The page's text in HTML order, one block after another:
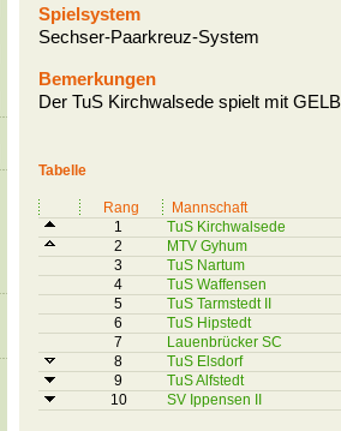
Spielsystem
Sechser-Paarkreuz-System
Bemerkungen
Der TuS Kirchwalsede spielt mit
Tabelle
Rang
Mannschaft
1
TuS Kirchwalsede
2
MTV Gyhum
3
TuS Nartum
4
TuS Waffensen
5
TuS Tarmstedt II
6
TuS Hipstedt
7
Lauenbrücker SC
8
TuS Elsdorf
9
TuS Alfstedt
10
SV Ippensen II